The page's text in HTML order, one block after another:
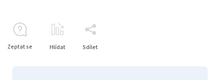
Zeptat se Hlídat Sdílet